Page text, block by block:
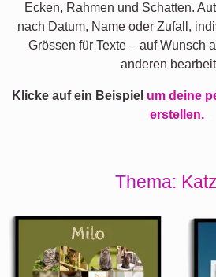
Ecken, Rahmen und Schatten.
nach Datum, Name oder Zufall,
Grössen für Texte – auf Wunsch
anderen
Klicke auf ein Beispiel um deine
erstellen.
Thema: